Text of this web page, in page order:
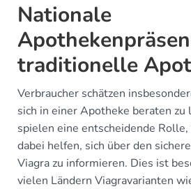
Nationale
traditionelle
Verbraucher schätzen
sich in einer Apotheke beraten
spielen eine entscheidende
dabei helfen, sich über den
Viagra zu informieren. Dies ist
vielen Ländern Viagravarianten